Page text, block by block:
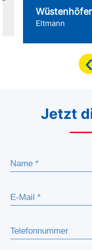
Eltmann
Jetzt